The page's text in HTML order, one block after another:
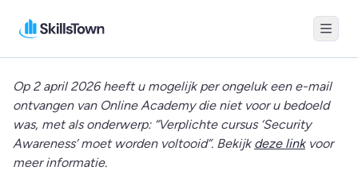
Menu
Op 2 april 2026 heeft u mogelijk per ongeluk een e-mail
ontvangen van Online Academy die niet voor u bedoeld
was, met als onderwerp: “Verplichte cursus ‘Security
Awareness’ moet worden voltooid”. Bekijk deze linkvoor
meer informatie.